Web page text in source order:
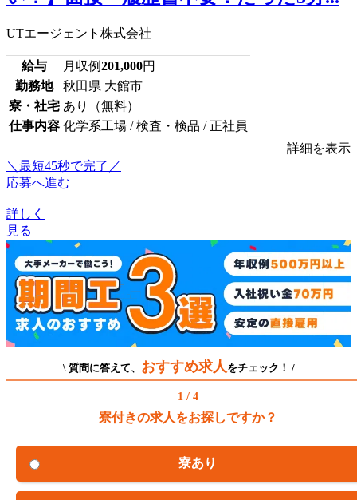
UTエージェント株式会社
給与 月収例201,000円
勤務地
秋田県 大館市
寮・社宅 あり（無料）
仕事内容 化学系工場 / 検査・検品 / 正社員
詳細を表示
＼最短45秒で完了／
応募へ進む
詳しく
見る
\ 質問に答えて、 おすすめ求人 をチェック！ /
1 / 4
寮付きの求人をお探しですか？
寮あり